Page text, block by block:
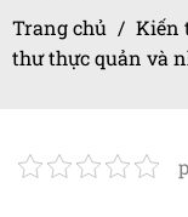
Trang chủ / Kiến
thư thực quản và